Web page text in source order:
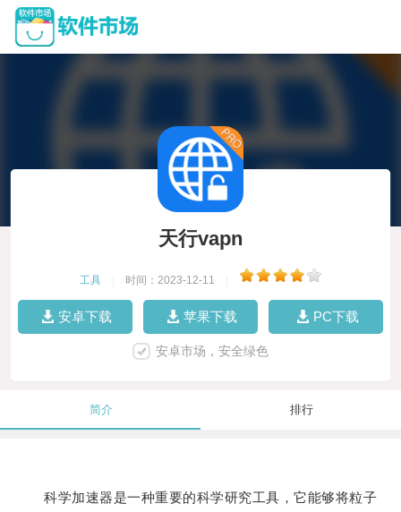
天行vapn
工具 时间：2023-12-11
安卓下载 苹果下载 PC下载
安卓市场，安全绿色
简介 排行
科学加速器是一种重要的科学研究工具，它能够将粒子